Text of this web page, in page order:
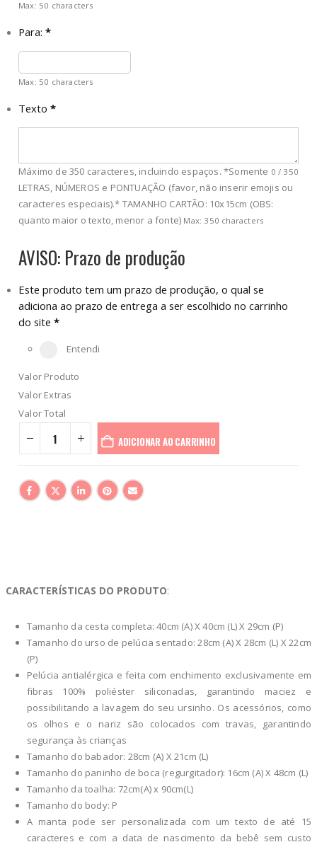
Max: 50 characters
Para: *
Max: 50 characters
Texto *
0 / 350
Máximo de 350 caracteres, incluindo espaços. *Somente
LETRAS, NÚMEROS e PONTUAÇÃO (favor, não inserir emojis ou
caracteres especiais).* TAMANHO CARTÃO: 10x15cm (OBS:
quanto maior o texto, menor a fonte) Max: 350 characters
AVISO: Prazo de produção
Este produto tem um prazo de produção, o qual se
adiciona ao prazo de entrega a ser escolhido no carrinho
do site *
Entendi
Valor Produto
Valor Extras
Valor Total
ADICIONAR AO CARRINHO
CARACTERÍSTICAS DO PRODUTO:
Tamanho da cesta completa: 40cm (A) X 40cm (L) X 29cm (P)
Tamanho do urso de pelúcia sentado: 28cm (A) X 28cm (L) X 22cm
(P)
Pelúcia antialérgica e feita com enchimento exclusivamente em
fibras 100% poliéster siliconadas, garantindo maciez e
possibilitando a lavagem do seu ursinho. Os acessórios, como
os olhos e o nariz são colocados com travas, garantindo
segurança às crianças
Tamanho do babador: 28cm (A) X 21cm (L)
Tamanho do paninho de boca (regurgitador): 16cm (A) X 48cm (L)
Tamanho da toalha: 72cm(A) x 90cm(L)
Tamanho do body: P
A manta pode ser personalizada com um texto de até 15
caracteres e com a data de nascimento da bebê sem custo